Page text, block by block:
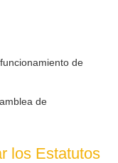
de
de
los Estatutos